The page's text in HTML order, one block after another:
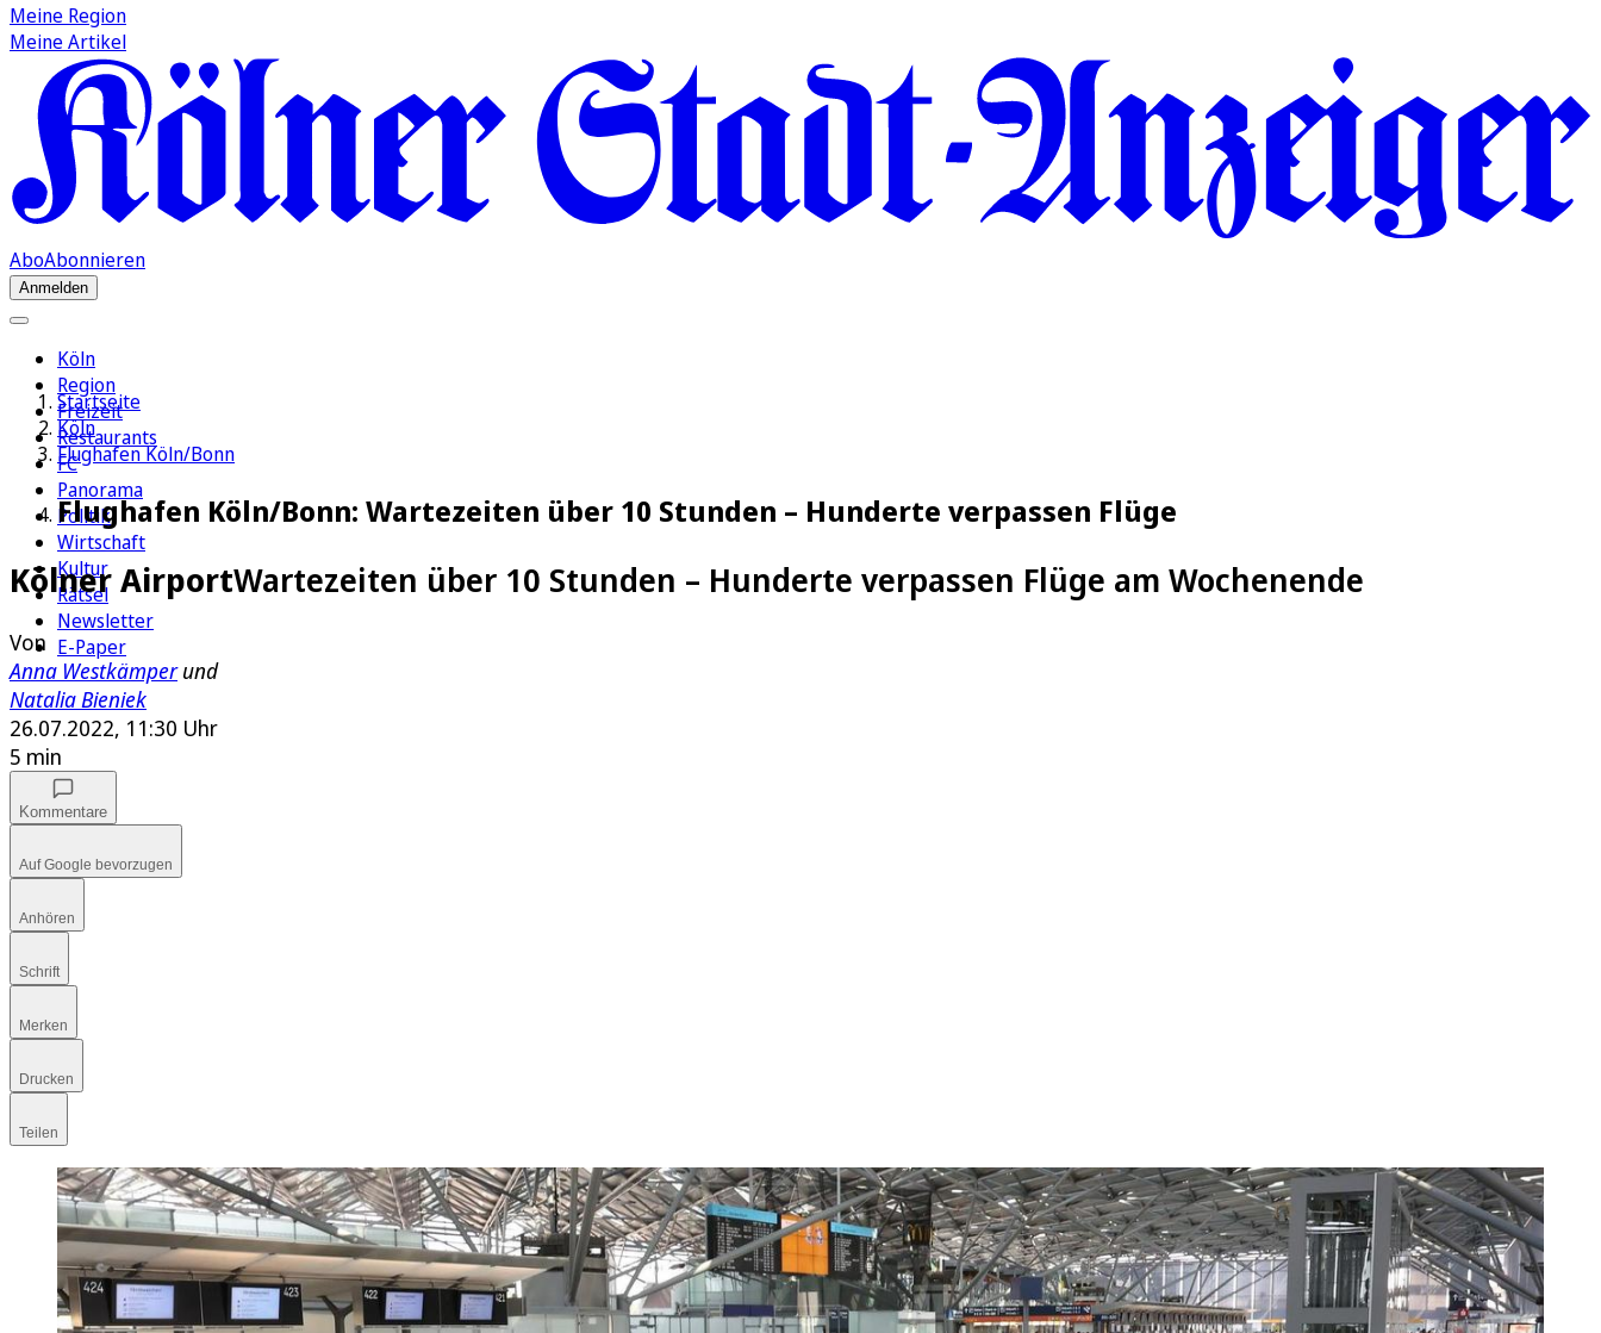
Meine Region
Meine Artikel
AboAbonnieren
Anmelden
Köln
Region
Freizeit
Restaurants
FC
Panorama
Politik
Wirtschaft
Kultur
Rätsel
Newsletter
E-Paper
Startseite
Köln
Flughafen Köln/Bonn
Flughafen Köln/Bonn: Wartezeiten über 10 Stunden – Hunderte verpassen Flüge
Kölner AirportWartezeiten über 10 Stunden – Hunderte verpassen Flüge am Wochenende
Von
Anna Westkämperund
Natalia Bieniek
26.07.2022, 11:30 Uhr
5 min
Kommentare
Auf Google bevorzugen
Anhören
Schrift
Merken
Drucken
Teilen